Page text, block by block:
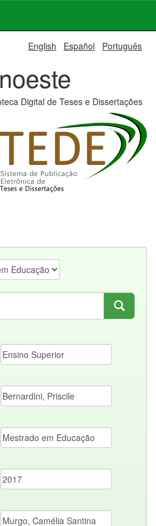
English Español Português
Digital de Teses e Dissertações